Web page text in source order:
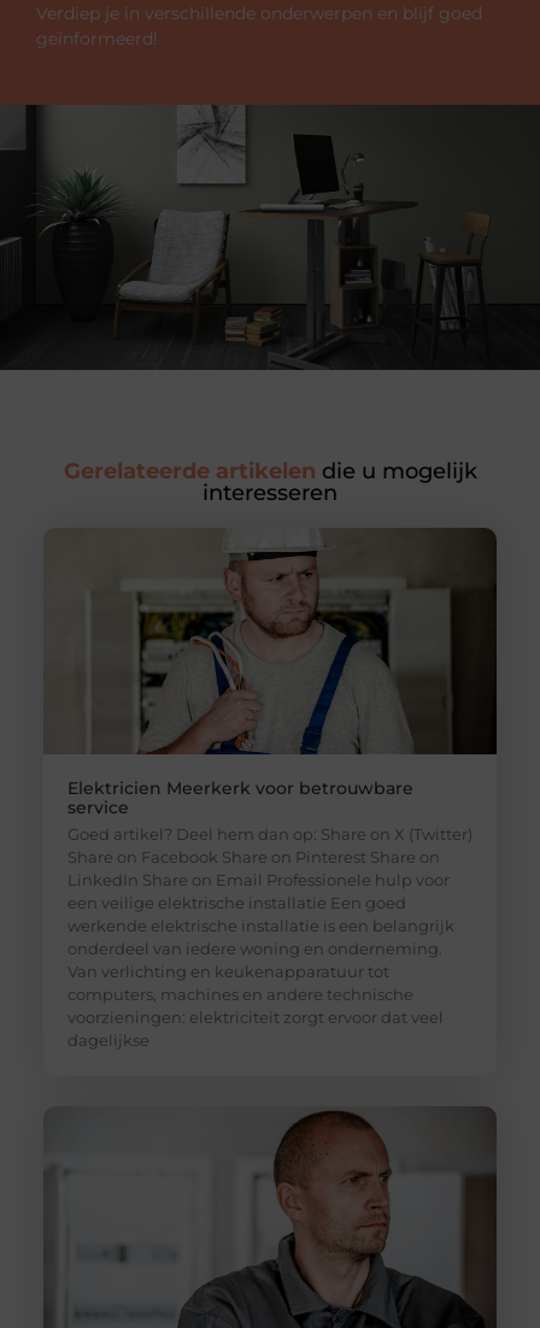
Verdiep je in verschillende onderwerpen en blijf goed
geïnformeerd!
Gerelateerde artikelen die u mogelijk
interesseren
Elektricien Meerkerk voor betrouwbare
service
Goed artikel? Deel hem dan op: Share on X (Twitter)
Share on Facebook Share on Pinterest Share on
LinkedIn Share on Email Professionele hulp voor
een veilige elektrische installatie Een goed
werkende elektrische installatie is een belangrijk
onderdeel van iedere woning en onderneming.
Van verlichting en keukenapparatuur tot
computers, machines en andere technische
voorzieningen: elektriciteit zorgt ervoor dat veel
dagelijkse